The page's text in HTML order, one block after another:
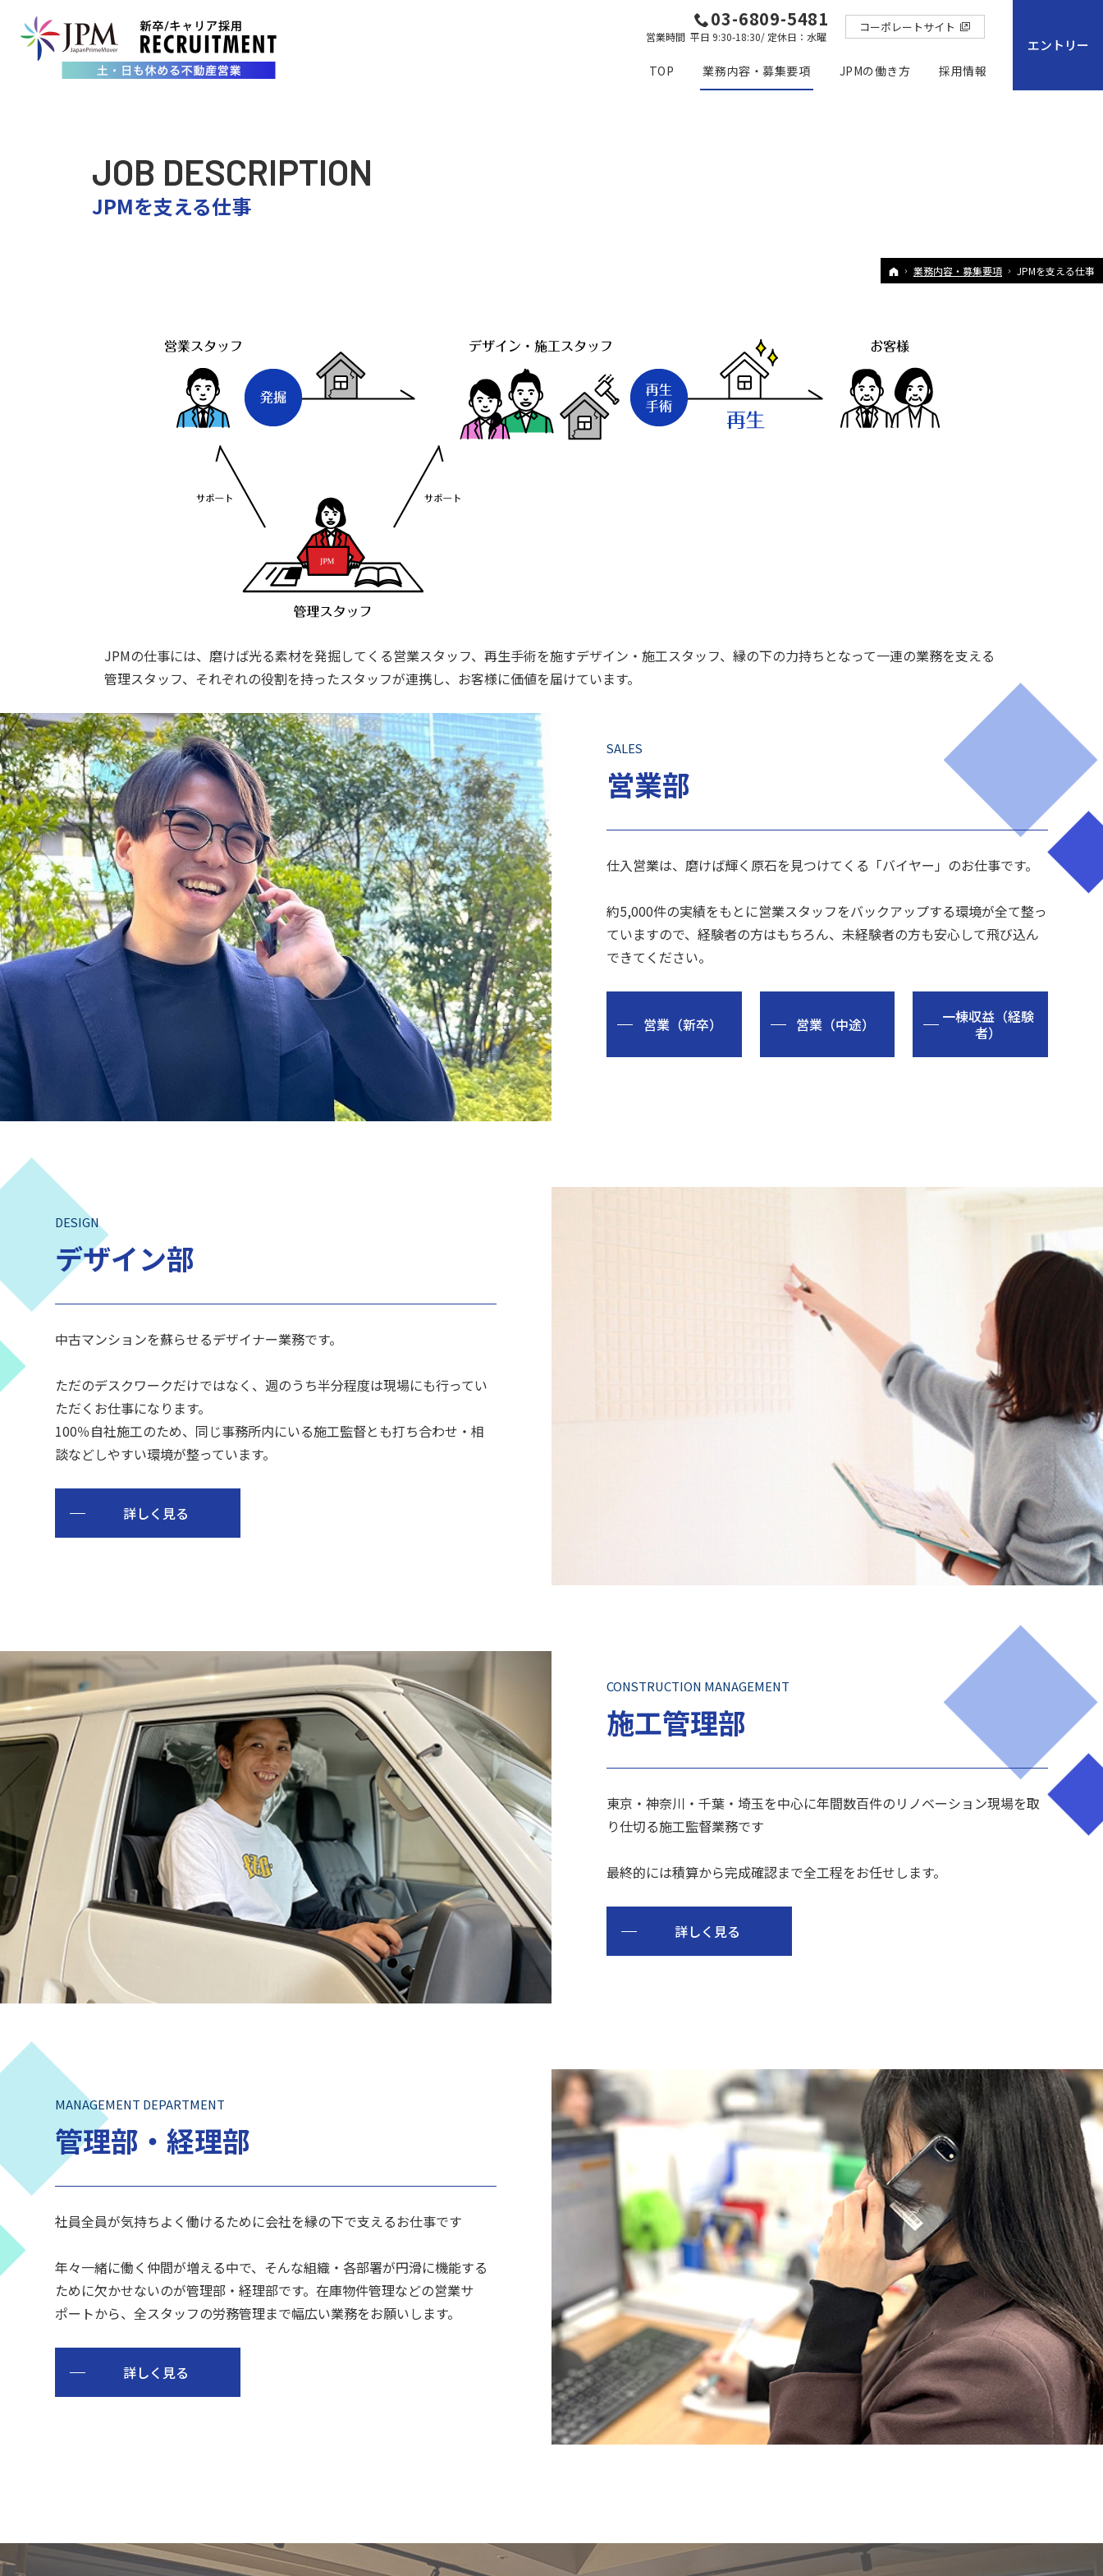
JPMを支える仕事
ホーム
業務内容・募集要項 JPMを支える仕事
JPMの仕事には、磨けば光る素材を発掘してくる営業スタッフ、再生手術を施すデザイン・施工スタッフ、縁の下の力持ちとなって一連の業務を支える
管理スタッフ、それぞれの役割を持ったスタッフが連携し、お客様に価値を届けています。
SALES
営業部
仕入営業は、磨けば輝く原石を見つけてくる「バイヤー」のお仕事です。
約5,000件の実績をもとに営業スタッフをバックアップする環境が全て整っ
ていますので、経験者の方はもちろん、未経験者の方も安心して飛び込ん
できてください。
営業（新卒） 営業（中途）
一棟収益（経験
者）
DESIGN
デザイン部
中古マンションを蘇らせるデザイナー業務です。
ただのデスクワークだけではなく、週のうち半分程度は現場にも行ってい
ただくお仕事になります。
100％自社施工のため、同じ事務所内にいる施工監督とも打ち合わせ・相
談などしやすい環境が整っています。
詳しく見る
CONSTRUCTION MANAGEMENT
施工管理部
東京・神奈川・千葉・埼玉を中心に年間数百件のリノベーション現場を取
り仕切る施工監督業務です
最終的には積算から完成確認まで全工程をお任せします。
詳しく見る
MANAGEMENT DEPARTMENT
管理部・経理部
社員全員が気持ちよく働けるために会社を縁の下で支えるお仕事です
年々一緒に働く仲間が増える中で、そんな組織・各部署が円滑に機能する
ために欠かせないのが管理部・経理部です。在庫物件管理などの営業サ
ポートから、全スタッフの労務管理まで幅広い業務をお願いします。
詳しく見る
03-6809-5481
営業時間 平日 9:30-18:30/ 定休日：水曜
コーポレートサイト
TOP 業務内容・募集要項 JPMの働き方 採用情報
エントリー